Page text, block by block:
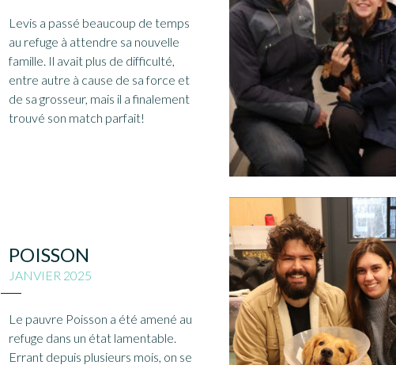
Levis a passé beaucoup de temps
au refuge à attendre sa nouvelle
famille. Il avait plus de difficulté,
entre autre à cause de sa force et
de sa grosseur, mais il a finalement
trouvé son match parfait!
POISSON
JANVIER 2025
Le pauvre Poisson a été amené au
refuge dans un état lamentable.
Errant depuis plusieurs mois, on se